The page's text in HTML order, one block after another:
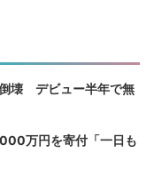
壊 デビュー半年で無
万円を寄付「一日も